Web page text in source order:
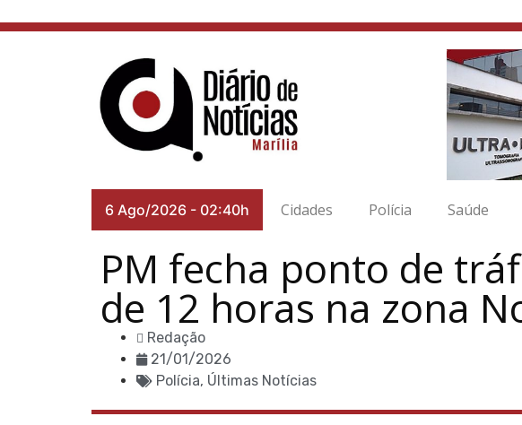
6 Ago/2026 - 02:40h Cidades Polícia Saúde
PM fecha ponto de
de 12 horas na zona
Redação
21/01/2026
Polícia, Últimas Notícias